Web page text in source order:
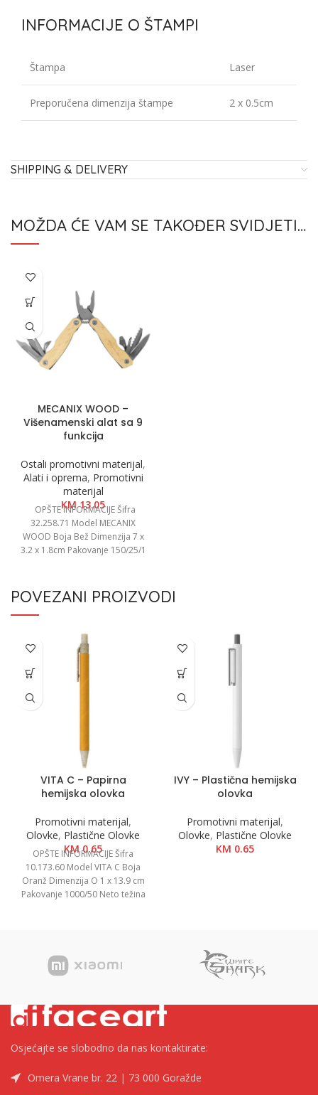
INFORMACIJE O ŠTAMPI
Štampa Laser
Preporučena dimenzija štampe 2 x 0.5cm
SHIPPING & DELIVERY
MOŽDA ĆE VAM SE TAKOĐER SVIDJETI…
MECANIX WOOD –
Višenamenski alat sa 9
funkcija
Ostali promotivni materijal,
Alati i oprema, Promotivni
materijal
KM13.05
OPŠTE INFORMACIJE Šifra
32.258.71 Model MECANIX
WOOD Boja Bež Dimenzija 7 x
3.2 x 1.8cm Pakovanje 150/25/1
POVEZANI PROIZVODI
VITA C – Papirna
hemijska olovka
Promotivni materijal,
Olovke, Plastične Olovke
KM0.65
OPŠTE INFORMACIJE Šifra
10.173.60 Model VITA C Boja
Oranž Dimenzija O 1 x 13.9 cm
Pakovanje 1000/50 Neto težina
IVY – Plastična hemijska
olovka
Promotivni materijal,
Olovke, Plastične Olovke
KM 0.65
Osjećajte se slobodno da nas kontaktirate:
Omera Vrane br. 22 | 73 000 Goražde